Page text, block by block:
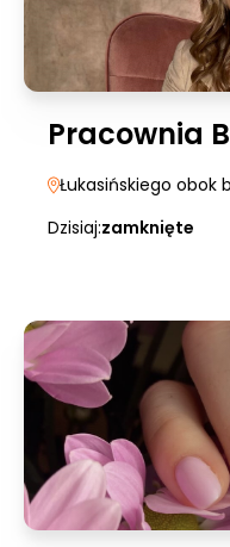
Pracownia
Łukasińskiego obok
Dzisiaj:zamknięte